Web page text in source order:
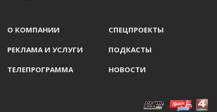
О КОМПАНИИ СПЕЦПРОЕКТЫ
РЕКЛАМА И УСЛУГИ ПОДКАСТЫ
ТЕЛЕПРОГРАММА НОВОСТИ